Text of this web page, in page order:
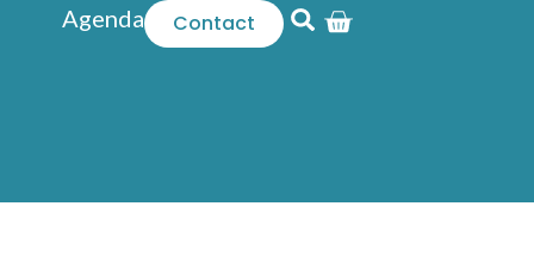
Agenda Contact